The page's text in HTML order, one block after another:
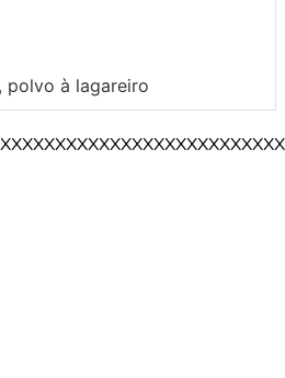
polvo à lagareiro